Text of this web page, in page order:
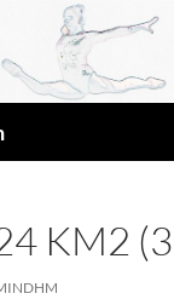
KM2